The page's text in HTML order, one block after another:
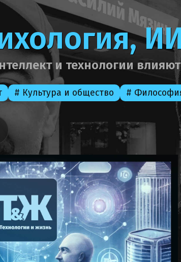
и технологии
# Культура и общество #